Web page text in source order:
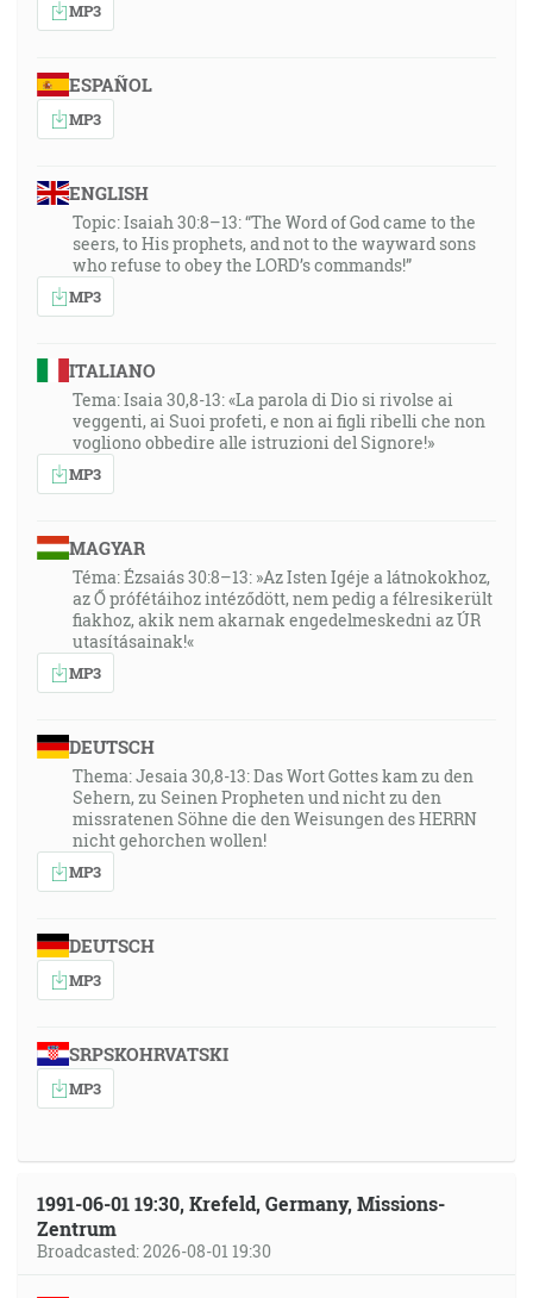
MP3
ESPAÑOL
MP3
ENGLISH
Topic: Isaiah 30:8–13: “The Word of God came to the
seers, to His prophets, and not to the wayward sons
who refuse to obey the LORD’s commands!”
MP3
ITALIANO
Tema: Isaia 30,8-13: «La parola di Dio si rivolse ai
veggenti, ai Suoi profeti, e non ai figli ribelli che non
vogliono obbedire alle istruzioni del Signore!»
MP3
MAGYAR
Téma: Ézsaiás 30:8–13: »Az Isten Igéje a látnokokhoz,
az Ő prófétáihoz intéződött, nem pedig a félresikerült
fiakhoz, akik nem akarnak engedelmeskedni az ÚR
utasításainak!«
MP3
DEUTSCH
Thema: Jesaia 30,8-13: Das Wort Gottes kam zu den
Sehern, zu Seinen Propheten und nicht zu den
missratenen Söhne die den Weisungen des HERRN
nicht gehorchen wollen!
MP3
DEUTSCH
MP3
SRPSKOHRVATSKI
MP3
1991-06-01 19:30, Krefeld, Germany, Missions-
Zentrum
Broadcasted: 2026-08-01 19:30